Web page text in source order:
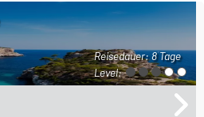
Reisedauer:8 Tage
Level: